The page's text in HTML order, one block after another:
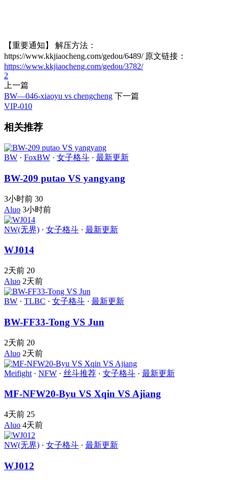
【重要通知】 解压方法：
https://www.kkjiaocheng.com/gedou/6489/ 原文链接：
https://www.kkjiaocheng.com/gedou/3782/
2
上一篇
BW—046-xiaoyu vs chengcheng 下一篇
VIP-010
相关推荐
BW · FoxBW · 女子格斗 · 最新更新
BW-209 putao VS yangyang
3小时前 30
Aluo 3小时前
NW(无界) · 女子格斗 · 最新更新
WJ014
2天前 20
Aluo 2天前
BW · TLBC · 女子格斗 · 最新更新
BW-FF33-Tong VS Jun
2天前 20
Aluo 2天前
Meifight · NFW · 丝斗推荐 · 女子格斗 · 最新更新
MF-NFW20-Byu VS Xqin VS Ajiang
4天前 25
Aluo 4天前
NW(无界) · 女子格斗 · 最新更新
WJ012